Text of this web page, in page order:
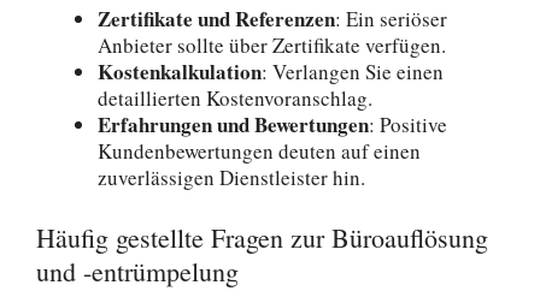
Zertifikate und Referenzen: Ein seriöser
Anbieter sollte über Zertifikate verfügen.
Kostenkalkulation: Verlangen Sie einen
detaillierten Kostenvoranschlag.
Erfahrungen und Bewertungen: Positive
Kundenbewertungen deuten auf einen
zuverlässigen Dienstleister hin.
Häufig gestellte Fragen zur Büroauflösung
und -entrümpelung